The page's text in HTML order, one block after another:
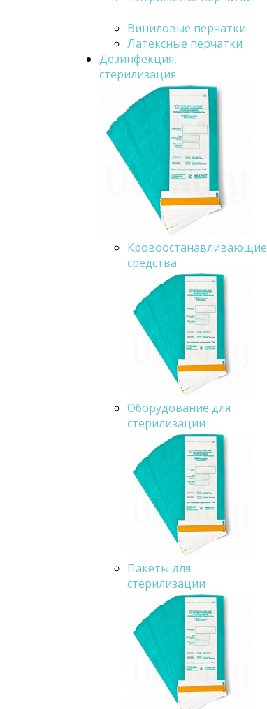
Виниловые перчатки
Латексные перчатки
Дезинфекция,
стерилизация
Кровоостанавливающие
средства
Оборудование для
стерилизации
Пакеты для
стерилизации